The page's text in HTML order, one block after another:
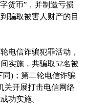
货币”，并制造亏损
骗取被害人财产的目
电信诈骗犯罪活动，
实施，共骗取52名被
同)；第二轮电信诈骗
关开展打击电信网络
功实施。